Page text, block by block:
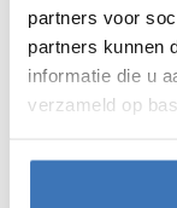
partners voor
partners kunnen
informatie die u
verzameld op
5
nodig
Wat is
Het
Waarom